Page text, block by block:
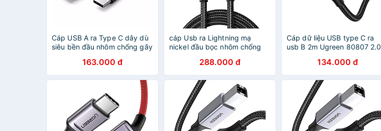
Cáp USB A ra Type C dây dù
siêu bền đầu nhôm chống gãy
301tc60570US - Hàng chính
hãng
163.000 đ
cáp Usb ra Lightning mạ
nickel đầu bọc nhôm chống
291DB60156US 1M màu đen
hàng chính hãng
288.000 đ
Cáp dữ liệu USB type C ra
usb B 2m Ugreen 80807 2.0
nhiễu màu xám US370 -
HÀNG CHÍNH HÃNG
134.000 đ